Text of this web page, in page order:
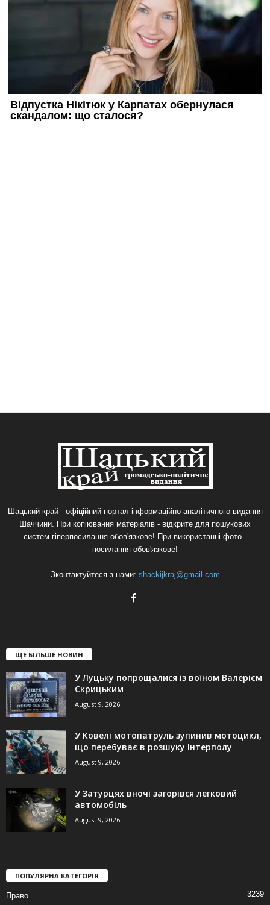
Шацький край - офіційний портал інформаційно-аналітичного видання
Шаччини. При копіювання матеріалів - відкрите для пошукових
систем гіперпосилання обов'язкове! При використанні фото -
посилання обов'язкове!
Зконтактуйтеся з нами: shackijkraj@gmail.com
ЩЕ БІЛЬШЕ НОВИН
У Луцьку попрощалися із воїном Валерієм
Скрицьким
August 9, 2026
У Ковелі мотопатруль зупинив мотоцикл,
що перебуває в розшуку Інтерполу
August 9, 2026
У Затурцях вночі загорівся легковий
автомобіль
August 9, 2026
ПОПУЛЯРНА КАТЕГОРІЯ
Право 3239